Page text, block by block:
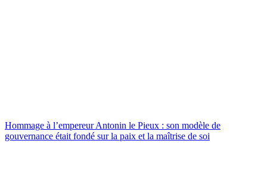
Hommage à l’empereur Antonin le Pieux : son modèle de
gouvernance était fondé sur la paix et la maîtrise de soi